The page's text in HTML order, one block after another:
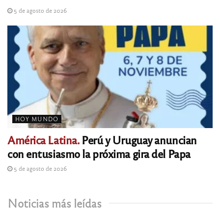
5 de agosto de 2026
HOY MUNDO
América Latina.Perú y Uruguay anuncian
con entusiasmo la próxima gira del Papa
5 de agosto de 2026
Noticias más leídas